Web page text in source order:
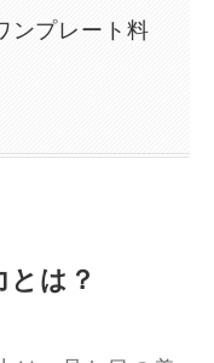
ンプレート料
は？